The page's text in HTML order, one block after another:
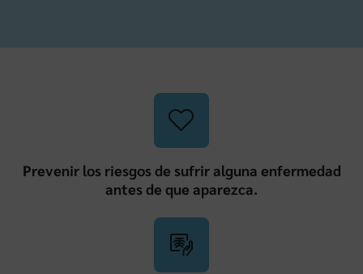
Prevenir los riesgos de sufrir alguna enfermedad
antes de que aparezca.